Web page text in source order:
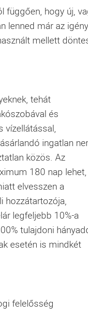
függően, hogy új,
lenned már az
mellett
tehát
és
vízellátással,
ingatlan
közös. Az
180 nap
elvesszen a
hozzátartozója,
legfeljebb 10%-a
tulajdoni
esetén is mindkét
felelősség